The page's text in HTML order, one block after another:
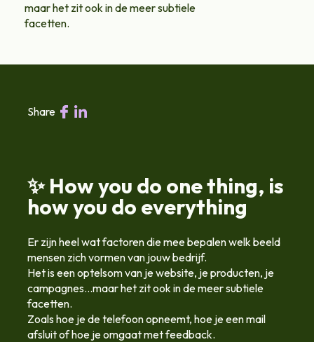
maar het zit ook in de meer subtiele
facetten.
Share
✨ How you do one thing, is
how you do everything
Er zijn heel wat factoren die mee bepalen welk beeld
mensen zich vormen van jouw bedrijf.
Het is een optelsom van je website, je producten, je
campagnes…maar het zit ook in de meer subtiele
facetten.
Zoals hoe je de telefoon opneemt, hoe je een mail
afsluit of hoe je omgaat met feedback.